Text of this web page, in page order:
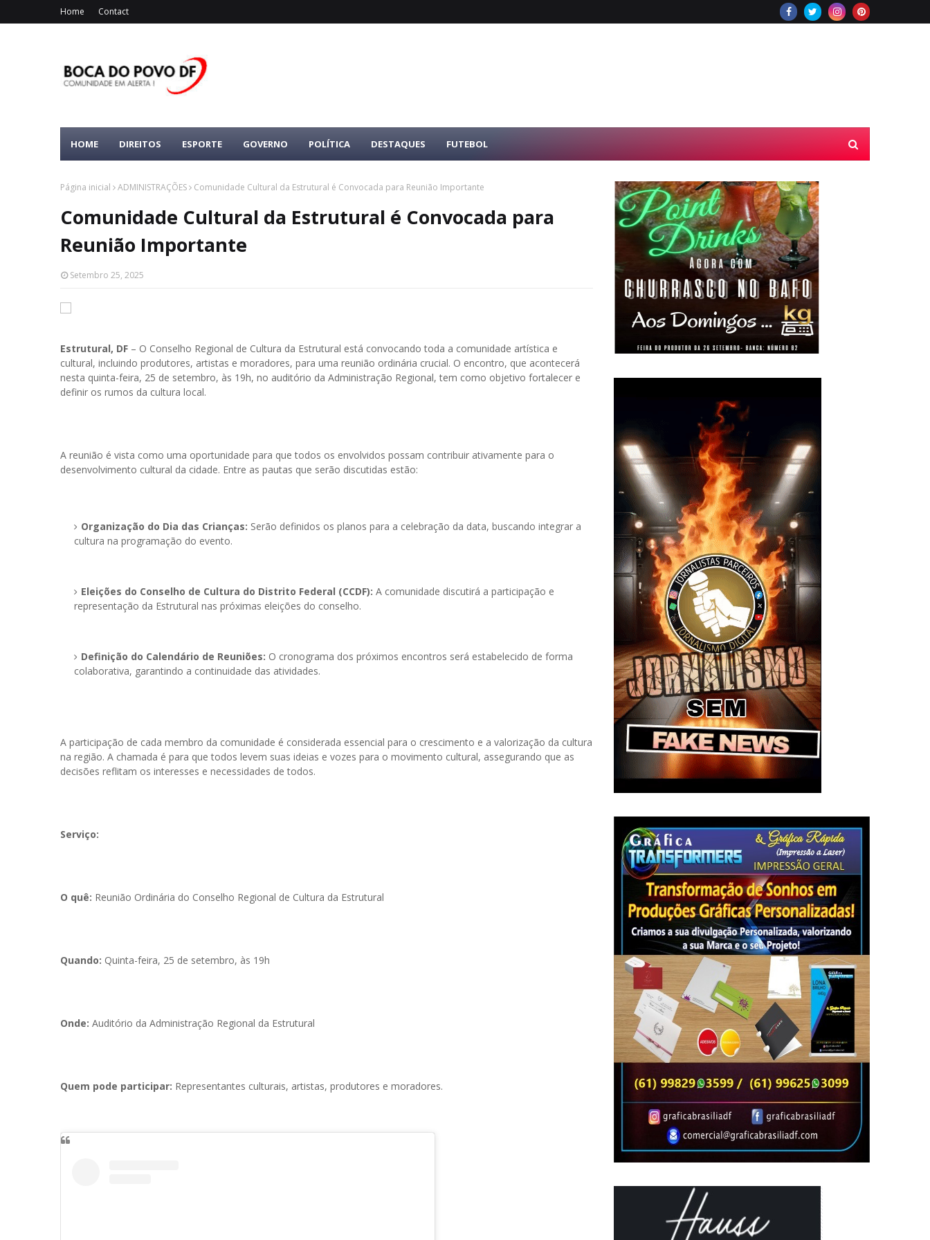
Home Contact
HOME DIREITOS ESPORTE GOVERNO POLÍTICA DESTAQUES FUTEBOL
Página inicial ADMINISTRAÇÕES Comunidade Cultural da Estrutural é Convocada para Reunião Importante
Comunidade Cultural da Estrutural é Convocada para
Reunião Importante
Setembro 25, 2025
Estrutural, DF – O Conselho Regional de Cultura da Estrutural está convocando toda a comunidade artística e
cultural, incluindo produtores, artistas e moradores, para uma reunião ordinária crucial. O encontro, que acontecerá
nesta quinta-feira, 25 de setembro, às 19h, no auditório da Administração Regional, tem como objetivo fortalecer e
definir os rumos da cultura local.
A reunião é vista como uma oportunidade para que todos os envolvidos possam contribuir ativamente para o
desenvolvimento cultural da cidade. Entre as pautas que serão discutidas estão:
Organização do Dia das Crianças: Serão definidos os planos para a celebração da data, buscando integrar a
cultura na programação do evento.
Eleições do Conselho de Cultura do Distrito Federal (CCDF): A comunidade discutirá a participação e
representação da Estrutural nas próximas eleições do conselho.
Definição do Calendário de Reuniões: O cronograma dos próximos encontros será estabelecido de forma
colaborativa, garantindo a continuidade das atividades.
A participação de cada membro da comunidade é considerada essencial para o crescimento e a valorização da cultura
na região. A chamada é para que todos levem suas ideias e vozes para o movimento cultural, assegurando que as
decisões reflitam os interesses e necessidades de todos.
Serviço:
O quê: Reunião Ordinária do Conselho Regional de Cultura da Estrutural
Quando: Quinta-feira, 25 de setembro, às 19h
Onde: Auditório da Administração Regional da Estrutural
Quem pode participar: Representantes culturais, artistas, produtores e moradores.